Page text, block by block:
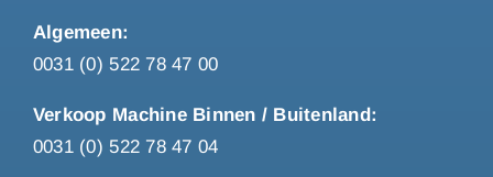
Algemeen:
0031 (0) 522 78 47 00
Verkoop Machine Binnen / Buitenland:
0031 (0) 522 78 47 04